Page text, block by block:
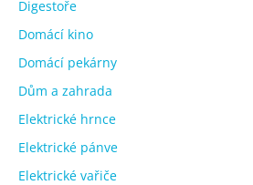
Digestoře
Domácí kino
Domácí pekárny
Dům a zahrada
Elektrické hrnce
Elektrické pánve
Elektrické vařiče